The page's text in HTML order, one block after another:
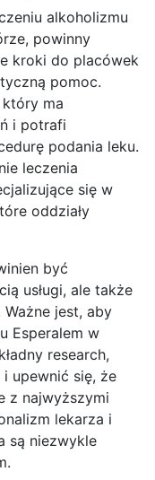
alkoholizmu
powinny
kroki do placówek
pomoc.
ma
i potrafi
podania leku.
leczenia
się w
oddziały
być
usługi, ale także
jest, aby
Esperalem w
research,
upewnić się, że
z najwyższymi
lekarza i
są niezwykle